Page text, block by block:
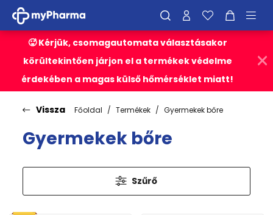
🥵 Kérjük, csomagautomata választásakor
körültekintően járjon el a termékek védelme
érdekében a magas külső hőmérséklet miatt!
Vissza Főoldal Termékek Gyermekek bőre
Gyermekek bőre
Szűrő